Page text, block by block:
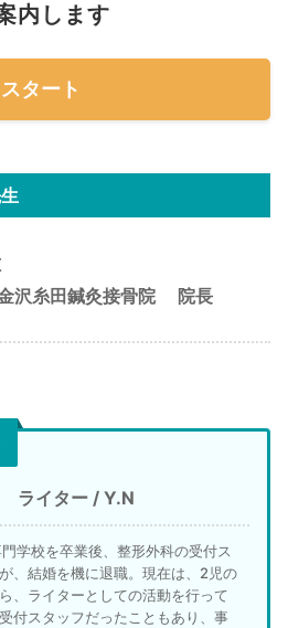
内します
スタート
沢糸田鍼灸接骨院
院長
ライター / Y.N
学校を卒業後、整形外科の受付ス
、結婚を機に退職。現在は、2児の
、ライターとしての活動を行って
付スタッフだったこともあり、事